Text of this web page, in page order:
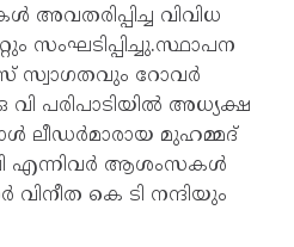
അവതരിപ്പിച്ച വിവിധ
സംഘടിപ്പിച്ചു.സ്ഥാപന
സ്വാഗതവും റോവർ
പരിപാടിയിൽ അധ്യക്ഷ
ലീഡർമാരായ മുഹമ്മദ്
എന്നിവർ ആശംസകൾ
കെ ടി നന്ദിയും